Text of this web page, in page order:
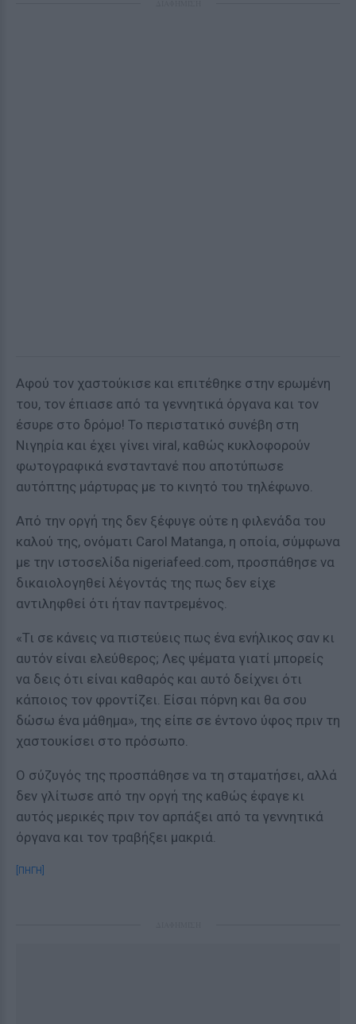
Αφού τον χαστούκισε και επιτέθηκε στην ερωμένη
του, τον έπιασε από τα γεννητικά όργανα και τον
έσυρε στο δρόμο! Το περιστατικό συνέβη στη
Νιγηρία και έχει γίνει viral, καθώς κυκλοφορούν
φωτογραφικά ενσταντανέ που αποτύπωσε
αυτόπτης μάρτυρας με το κινητό του τηλέφωνο.
Από την οργή της δεν ξέφυγε ούτε η φιλενάδα του
καλού της, ονόματι Carol Matanga, η οποία, σύμφωνα
με την ιστοσελίδα nigeriafeed.com, προσπάθησε να
δικαιολογηθεί λέγοντάς της πως δεν είχε
αντιληφθεί ότι ήταν παντρεμένος.
«Τι σε κάνεις να πιστεύεις πως ένα ενήλικος σαν κι
αυτόν είναι ελεύθερος; Λες ψέματα γιατί μπορείς
να δεις ότι είναι καθαρός και αυτό δείχνει ότι
κάποιος τον φροντίζει. Είσαι πόpνη και θα σου
δώσω ένα μάθημα», της είπε σε έντονο ύφος πριν τη
χαστουκίσει στο πρόσωπο.
Ο σύζυγός της προσπάθησε να τη σταματήσει, αλλά
δεν γλίτωσε από την οργή της καθώς έφαγε κι
αυτός μερικές πριν τον αρπάξει από τα γεννητικά
όργανα και τον τραβήξει μακριά.
[ΠΗΓΗ]